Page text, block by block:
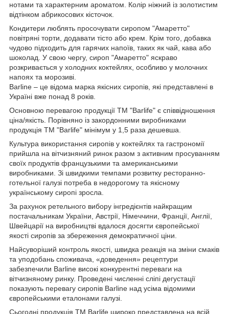
нотами та характерним ароматом. Колір ніжний із золотистим
відтінком абрикосових кісточок.
Кондитери люблять просочувати сиропом "Амаретто"
повітряні торти, додавати тісто або крем. Крім того, добавка
чудово підходить для гарячих напоїв, таких як чай, кава або
шоколад. У свою чергу, сироп "Амаретто" яскраво
розкривається у холодних коктейлях, особливо у молочних
напоях та морозиві.
Barline – це відома марка якісних сиропів, які представлені в
Україні вже понад 8 років.
Основною перевагою продукції ТМ "Barlife" є співвідношення
ціна/якість. Порівняно із закордонними виробниками
продукція ТМ "Barlife" мінімум у 1,5 раза дешевша.
Культура використання сиропів у коктейлях та гастрономії
прийшла на вітчизняний ринок разом з активним просуванням
своїх продуктів французькими та американськими
виробниками. Зі швидкими темпами розвитку ресторанно-
готельної галузі потреба в недорогому та якісному
українському сиропі зросла.
За рахунок ретельного вибору інгредієнтів найкращим
постачальникам України, Австрії, Німеччини, Франції, Англії,
Швейцарії на виробництві вдалося досягти європейської
якості сиропів за збереження демократичної ціни.
Найсуворіший контроль якості, швидка реакція на зміни смаків
та уподобань споживача, «доведення» рецептури
забезпечили Barline високі конкурентні переваги на
вітчизняному ринку. Проведені численні сліпі дегустації
показують перевагу сиропів Barline над усіма відомими
європейськими еталонами галузі.
Сьогодні продукція ТМ Barlife широко представлена ​​на всій